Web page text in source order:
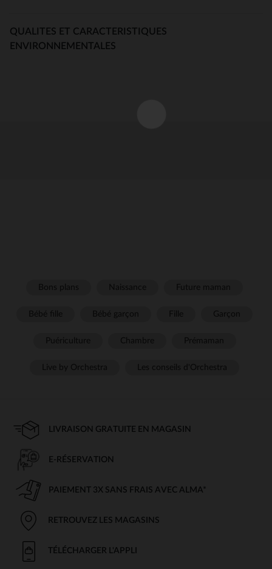
QUALITES ET CARACTERISTIQUES
ENVIRONNEMENTALES
LIVRAISON GRATUITE EN MAGASIN
E-RÉSERVATION
PAIEMENT 3X SANS FRAIS AVEC ALMA*
RETROUVEZ LES MAGASINS
TÉLÉCHARGER L'APPLI